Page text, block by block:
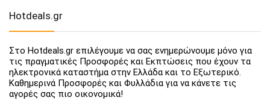
Hotdeals.gr
Στο Hotdeals.gr επιλέγουμε να σας ενημερώνουμε μόνο για
τις πραγματικές Προσφορές και Εκπτώσεις που έχουν τα
ηλεκτρονικά καταστήμα στην Ελλάδα και το Εξωτερικό.
Καθημερινά Προσφορές και Φυλλάδια για να κάνετε τις
αγορές σας πιο οικονομικά!